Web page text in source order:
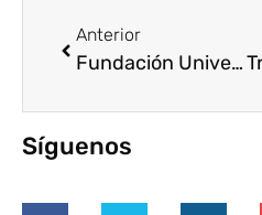
Anterior
Fundación Universia y la Fundación BT ponen en marcha Speaking Without Frontiers
Síguenos